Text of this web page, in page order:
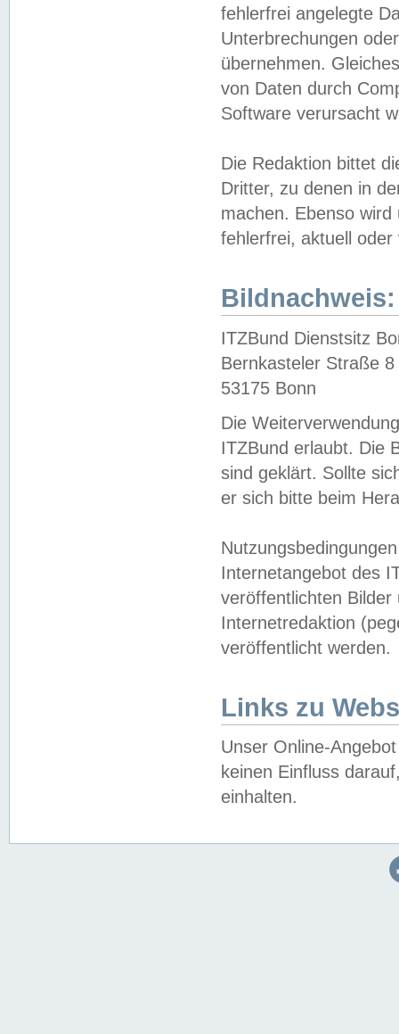
fehlerfrei angelegte
Unterbrechungen
übernehmen.
von Daten durch
Software verursacht
Die Redaktion bittet
Dritter, zu denen in
machen. Ebenso
fehlerfrei, aktuell oder
Bildnachweis:
ITZBund Dienstsitz
Bernkasteler Straße 8
53175 Bonn
Die
ITZBund erlaubt. Die
sind geklärt. Sollte
er sich bitte beim
Internetangebot des
veröffentlichten
Internetredaktion
veröffentlicht werden.
Links zu
Unser Online-
keinen Einfluss
einhalten.